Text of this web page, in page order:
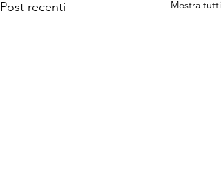
Post recenti Mostra tutti